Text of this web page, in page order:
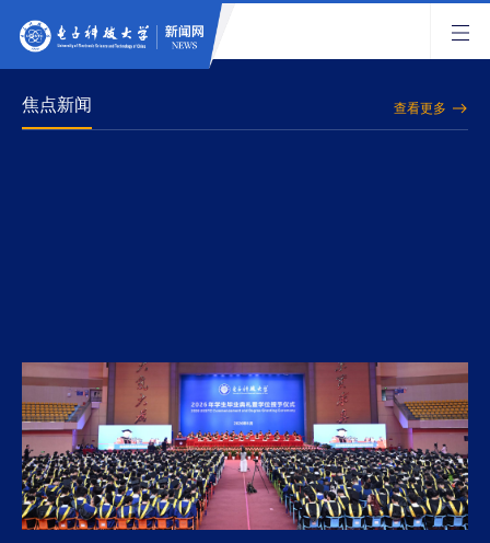
焦点新闻 查看更多